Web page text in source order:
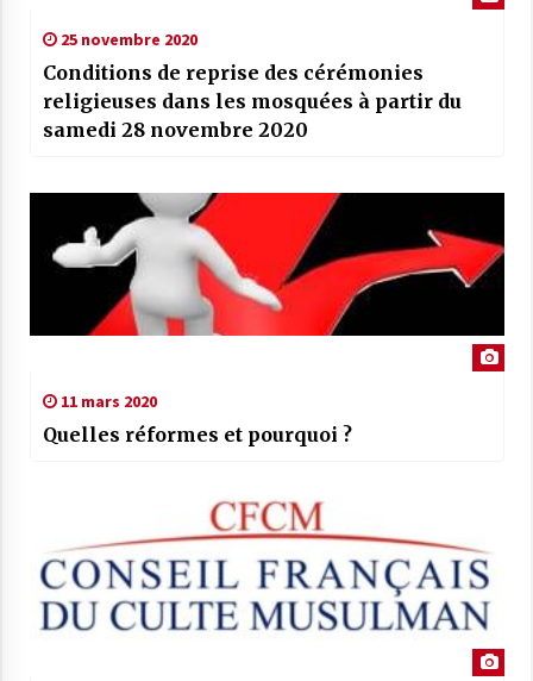
25 novembre 2020
Conditions de reprise des cérémonies
religieuses dans les mosquées à partir du
samedi 28 novembre 2020
11 mars 2020
Quelles réformes et pourquoi ?